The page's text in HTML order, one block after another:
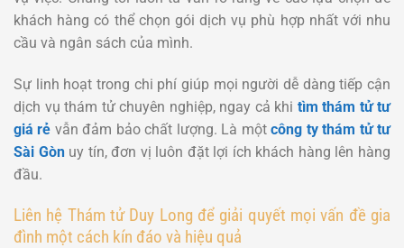
khách hàng có thể chọn gói dịch vụ phù hợp nhất với nhu
cầu và ngân sách của mình.
Sự linh hoạt trong chi phí giúp mọi người dễ dàng tiếp cận
dịch vụ thám tử chuyên nghiệp, ngay cả khi tìm thám tử tư
giá rẻ vẫn đảm bảo chất lượng. Là mộtcông ty thám tử tư
Sài Gònuy tín, đơn vị luôn đặt lợi ích khách hàng lên hàng
đầu.
Liên hệ Thám tử Duy Long để giải quyết mọi vấn đề gia
đình một cách kín đáo và hiệu quả